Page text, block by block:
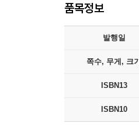
품목정보
발행일
쪽수, 무게, 크기
ISBN13
ISBN10